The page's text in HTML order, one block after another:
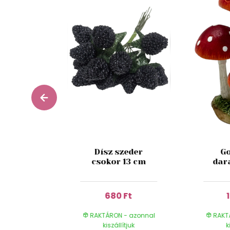
Dísz szeder
csokor 13 cm
680 Ft
RAKTÁRON - azonnal
kiszállítjuk